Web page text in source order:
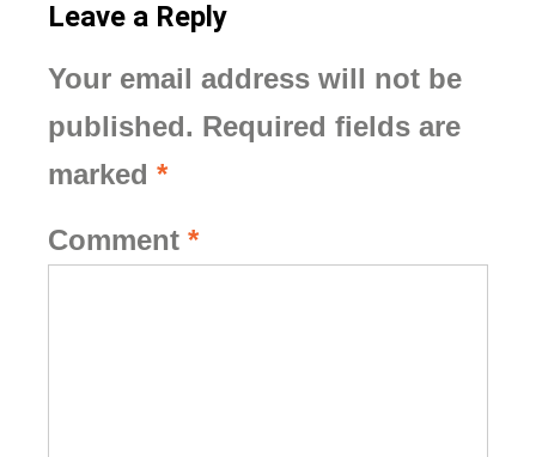
Leave a Reply
Your email address will not be
published. Required fields are
marked *
Comment *